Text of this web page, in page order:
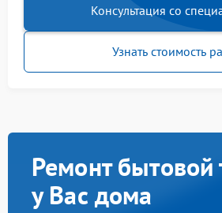
Консультация со
Узнать стоимость
Ремонт бытовой
у Вас дома